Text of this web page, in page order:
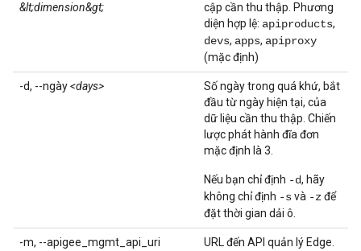
&lt;dimension&gt;
cập cần thu thập. Phương
diện hợp lệ: apiproducts,
devs, apps, apiproxy
(mặc định)
-d, --ngày<days>
Số ngày trong quá khứ, bắt
đầu từ ngày hiện tại, của
dữ liệu cần thu thập. Chiến
lược phát hành đĩa đơn
mặc định là 3.
Nếu bạn chỉ định -d, hãy
không chỉ định -svà -zđể
đặt thời gian dải ô.
-m, --apigee_mgmt_api_uri
URL đến API quản lý Edge.